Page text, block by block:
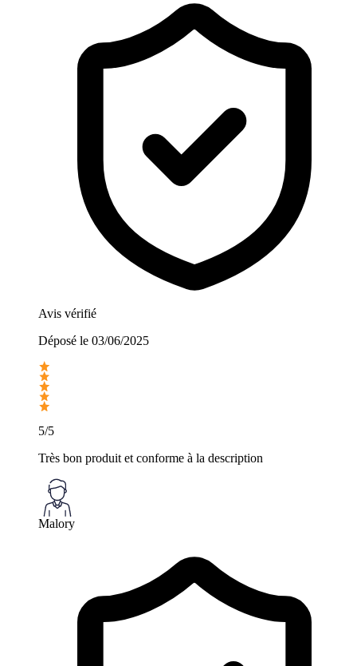
Avis vérifié
Déposé le 03/06/2025
5/5
Très bon produit et conforme à la description
Malory